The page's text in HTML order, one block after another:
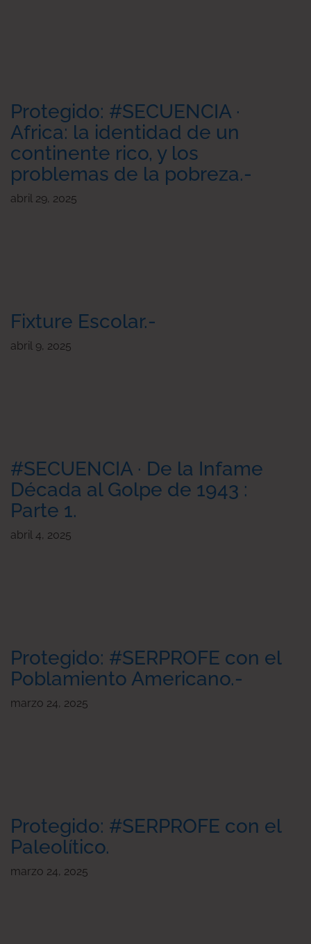
Protegido: #SECUENCIA ·
Africa: la identidad de un
continente rico, y los
problemas de la pobreza.-
abril 29, 2025
Fixture Escolar.-
abril 9, 2025
#SECUENCIA · De la Infame
Década al Golpe de 1943 :
Parte 1.
abril 4, 2025
Protegido: #SERPROFE con el
Poblamiento Americano.-
marzo 24, 2025
Protegido: #SERPROFE con el
Paleolítico.
marzo 24, 2025